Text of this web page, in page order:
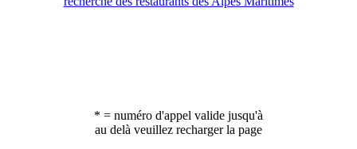
* = numéro d'appel valide jusqu'à
au delà veuillez recharger la page